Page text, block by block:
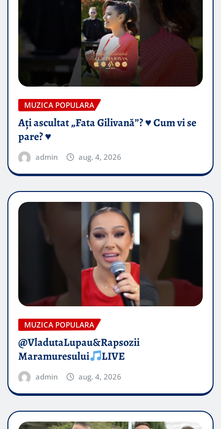
MUZICA POPULARA
Ați ascultat „Fata Gilivană”? ♥️ Cum vi se
pare? ♥️
admin aug. 4, 2026
MUZICA POPULARA
@VladutaLupau&Rapsozii
Maramuresului
LIVE
admin aug. 4, 2026